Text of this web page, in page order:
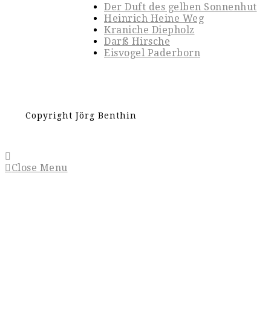
Der Duft des gelben Sonnenhut
Heinrich Heine Weg
Kraniche Diepholz
Darß Hirsche
Eisvogel Paderborn
Copyright Jörg Benthin
Close Menu